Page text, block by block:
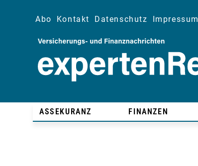
Abo Kontakt Datenschutz Impressum
ASSEKURANZ FINANZEN